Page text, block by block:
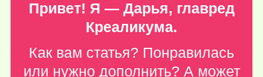
Привет! Я — Дарья, главред
Креаликума.
Как вам статья? Понравилась
или нужно дополнить? А может